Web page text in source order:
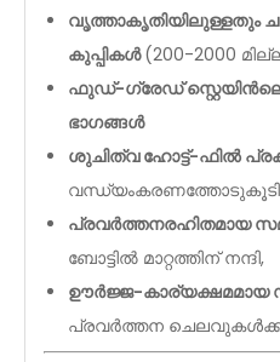
വൃത്താകൃതിയിലുള്ളതും
കുപ്പികൾ(200-2000
ഫുഡ്-ഗ്രേഡ്
ഭാഗങ്ങൾ
ശുചിത്വ ഹോട്ട്-ഫിൽ
പ്രവർത്തനരഹിതമായ
ബോട്ടിൽ മാറ്റത്തിന് നന്ദി,
ഊർജ്ജ-
പ്രവർത്തന